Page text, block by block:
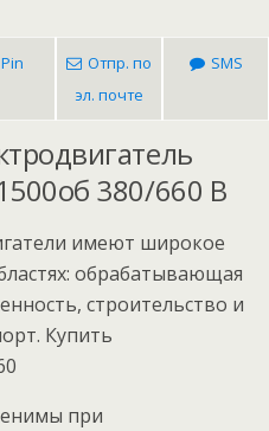
Pin
Отпр. по
эл. почте
SMS
380/660 В
имеют широкое
обрабатывающая
строительство и
Купить
при